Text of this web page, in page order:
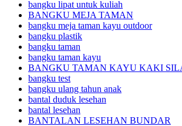
bangku lipat untuk kuliah
BANGKU MEJA TAMAN
bangku meja taman kayu outdoor
bangku plastik
bangku taman
bangku taman kayu
BANGKU TAMAN KAYU KAKI
bangku test
bangku ulang tahun anak
bantal duduk lesehan
bantal lesehan
BANTALAN LESEHAN BUNDAR